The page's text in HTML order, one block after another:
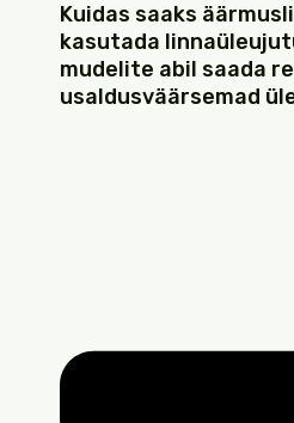
Kuidas saaks
kasutada
mudelite abil saada
usaldusväärsemad